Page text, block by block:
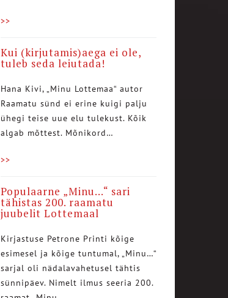
>>
Kui (kirjutamis)aega ei ole,
tuleb seda leiutada!
Hana Kivi, „Minu Lottemaa“ autor
Raamatu sünd ei erine kuigi palju
ühegi teise uue elu tulekust. Kõik
algab mõttest. Mõnikord…
>>
Populaarne „Minu…“ sari
tähistas 200. raamatu
juubelit Lottemaal
Kirjastuse Petrone Printi kõige
esimesel ja kõige tuntumal, „Minu…“
sarjal oli nädalavahetusel tähtis
sünnipäev. Nimelt ilmus seeria 200.